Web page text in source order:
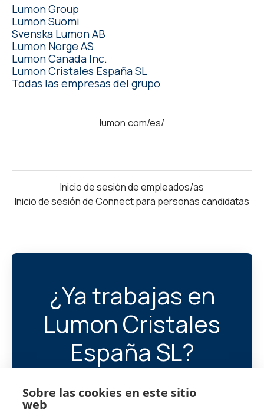
Sobre las cookies en este sitio
web
Lumon Group
Lumon Suomi
Svenska Lumon AB
Lumon Norge AS
Lumon Canada Inc.
Lumon Cristales España SL
Todas las empresas del grupo
lumon.com/es/
Inicio de sesión de empleados/as
Inicio de sesión de Connect para personas candidatas
¿Ya trabajas en
Lumon Cristales
España SL?
próximo compañero/a.